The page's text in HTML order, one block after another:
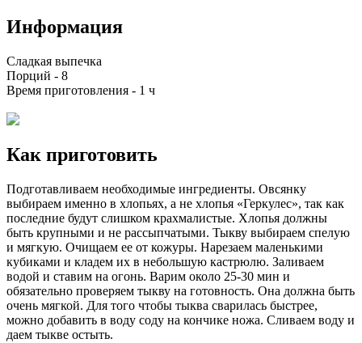
Информация
Сладкая выпечка
Порций - 8
Время приготовления - 1 ч
Как приготовить
Подготавливаем необходимые ингредиенты. Овсянку
выбираем именно в хлопьях, а не хлопья «Геркулес», так как
последние будут слишком крахмалистые. Хлопья должны
быть крупными и не рассыпчатыми. Тыкву выбираем спелую
и мягкую. Очищаем ее от кожуры. Нарезаем маленькими
кубиками и кладем их в небольшую кастрюлю. Заливаем
водой и ставим на огонь. Варим около 25-30 мин и
обязательно проверяем тыкву на готовность. Она должна быть
очень мягкой. Для того чтобы тыква сварилась быстрее,
можно добавить в воду соду на кончике ножа. Сливаем воду и
даем тыкве остыть.